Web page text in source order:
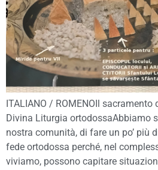
ITALIANO / ROMENOIl sacramento
Divina Liturgia ortodossaAbbiamo
nostra comunità, di fare un po’ più
fede ortodossa perché, nel
viviamo, possono capitare